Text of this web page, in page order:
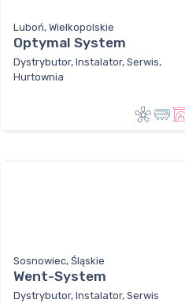
Luboń, Wielkopolskie
Optymal System
Dystrybutor, Instalator, Serwis,
Hurtownia
Sosnowiec, Śląskie
Went-System
Dystrybutor, Instalator, Serwis